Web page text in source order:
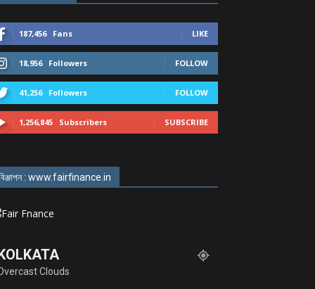
187,456 Fans LIKE
18,956 Followers FOLLOW
41,256 Followers FOLLOW
1,256,845 Subscribers SUBSCRIBE
: www.fairfinance.in
Clouds